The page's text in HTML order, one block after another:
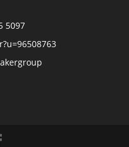
5097